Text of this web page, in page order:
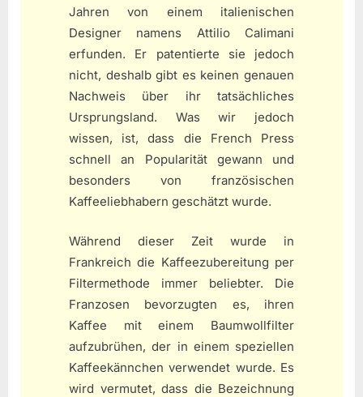
Jahren von einem italienischen
Designer namens Attilio Calimani
erfunden. Er patentierte sie jedoch
nicht, deshalb gibt es keinen genauen
Nachweis über ihr tatsächliches
Ursprungsland. Was wir jedoch
wissen, ist, dass die French Press
schnell an Popularität gewann und
besonders von französischen
Kaffeeliebhabern geschätzt wurde.
Während dieser Zeit wurde in
Frankreich die Kaffeezubereitung per
Filtermethode immer beliebter. Die
Franzosen bevorzugten es, ihren
Kaffee mit einem Baumwollfilter
aufzubrühen, der in einem speziellen
Kaffeekännchen verwendet wurde. Es
wird vermutet, dass die Bezeichnung